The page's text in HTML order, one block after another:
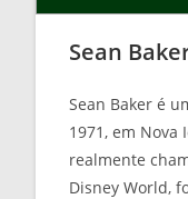
Sean
Sean Baker é
1971, em
realmente
Disney World,